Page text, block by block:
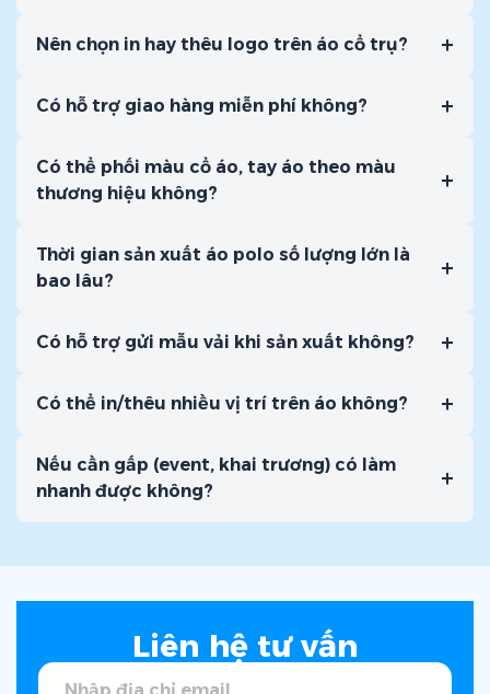
Hình 1 chọn size theo kích thước size áo có sẵn
thông số này tra bảng để chọn size áo. Đối với những bạn
có dáng người gầy và cao nên chọn size theo chiều cao
để tránh áo quá ngắn. Còn với những bạn có dáng người
thấp và hơi béo thì nên chọn size theo cân nặng để tránh
Nên chọn in hay thêu logo trên áo cổ trụ? +
Có hỗ trợ giao hàng miễn phí không? +
Có thể phối màu cổ áo, tay áo theo màu
thương hiệu không?
+
Thời gian sản xuất áo polo số lượng lớn là
bao lâu?
+
Có hỗ trợ gửi mẫu vải khi sản xuất không? +
Có thể in/thêu nhiều vị trí trên áo không? +
Nếu cần gấp (event, khai trương) có làm
nhanh được không?
+
Liên hệ tư vấn